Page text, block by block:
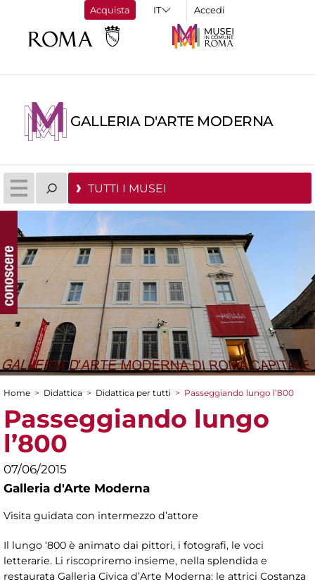
Acquista Accedi
GALLERIA D'ARTE MODERNA
TUTTI I MUSEI
Tu sei qui
Home > Didattica > Didattica per tutti > Passeggiando lungo l’800
Passeggiando lungo
l’800
07/06/2015
Galleria d'Arte Moderna
Visita guidata con intermezzo d’attore
Il lungo ‘800 è animato dai pittori, i fotografi, le voci
letterarie. Li riscopriremo insieme, nella splendida e
restaurata Galleria Civica d’Arte Moderna: le attrici Costanza